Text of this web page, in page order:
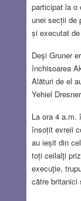
participat la o
unei secții de
și executat
Deşi Gruner
închisoarea
Alături de el
Yehiel
La ora 4 a.m.
însoțit evreii
au ieșit din
toți ceilalţi
execuţie,
către